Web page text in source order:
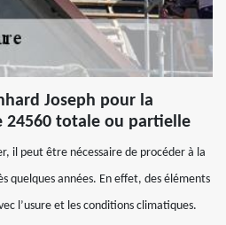
Joseph pour la
totale ou partielle
il peut être nécessaire de procéder à la
quelques années. En effet, des éléments
l’usure et les conditions climatiques.